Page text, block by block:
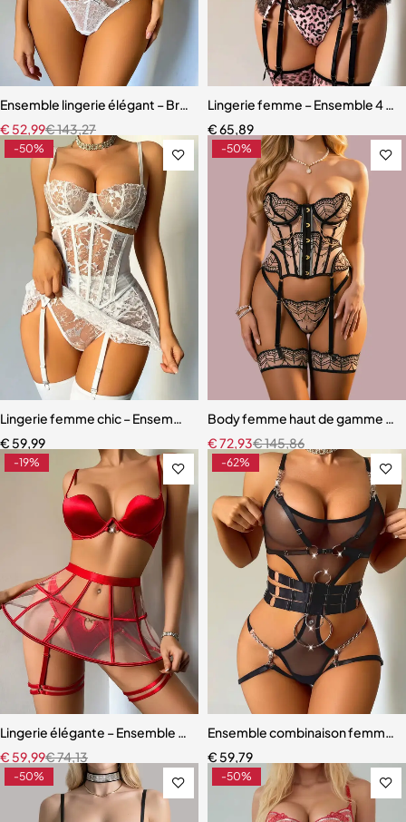
Ensemble lingerie élégant – Bretelles réglables et dentelle raffinée
€143,27
€ 52,99
Lingerie femme – Ensemble 4
€65,89
-50%
Lingerie femme chic – Ensemble cinq pièces avec soutien-gorge à
€ 59,99
-50%
Body femme haut de gamme –
€145,86
€72,93
-19%
Lingerie élégante – Ensemble avec soutien-gorge à armatures et
€74,13
€ 59,99
-62%
Ensemble combinaison femme
€ 59,79
-50% -50%